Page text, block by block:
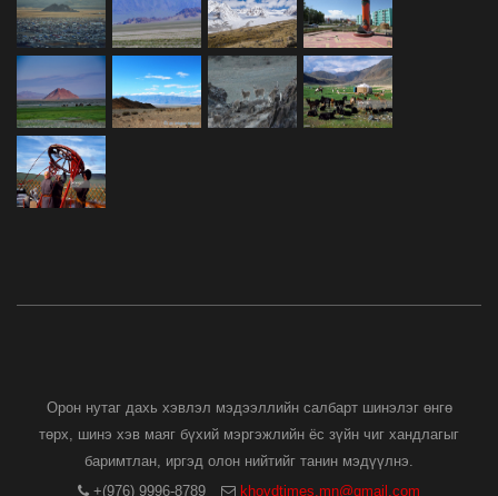
Орон нутаг дахь хэвлэл мэдээллийн салбарт шинэлэг өнгө
төрх, шинэ хэв маяг бүхий мэргэжлийн ёс зүйн чиг хандлагыг
баримтлан, иргэд олон нийтийг танин мэдүүлнэ.
+(976) 9996-8789
khovdtimes.mn@gmail.com